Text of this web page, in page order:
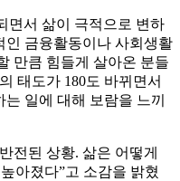
면서 삶이 극적으로 변하
인 금융활동이나 사회생활
만큼 힘들게 살아온 분들
태도가 180도 바뀌면서
일에 대해 보람을 느끼
전된 상황. 삶은 어떻게
아졌다”고 소감을 밝혔